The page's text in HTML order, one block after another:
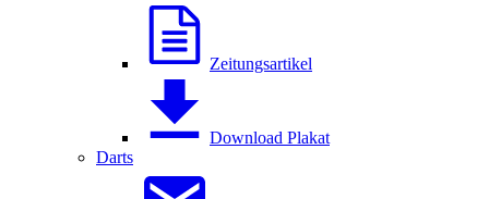
Zeitungsartikel
Download Plakat
Darts